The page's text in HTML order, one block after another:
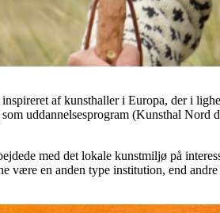
af kunsthaller i Europa, der i
uddannelsesprogram (Kunsthal
med det lokale kunstmiljø på
være en anden type institution, end